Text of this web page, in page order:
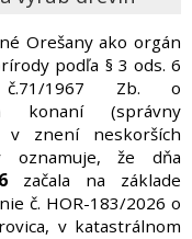
Orešany ako orgán
podľa § 3 ods. 6
č.71/1967 Zb. o
konaní (správny
v znení neskorších
oznamuje, že dňa
začala na základe
č. HOR-183/2026 o
v katastrálnom